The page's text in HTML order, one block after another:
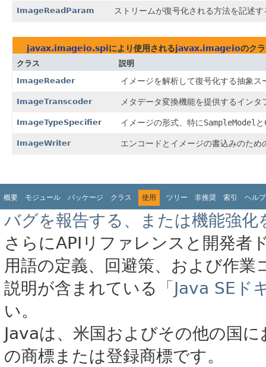
ImageReadParam ストリームが復号化される方法を記述
javax.imageio.spiにより使用されるjavax.imageioのク
クラス
説明
ImageReader
イメージを解析して復号化する抽象ス
ImageTranscoder メタデータ変換機能を提供するインタ
ImageTypeSpecifier イメージの形式、特にSampleModel と
ImageWriter エンコードとイメージの書込みのた
概要 モジュール パッケージ クラス 使用 ツリー 非推奨 索引 ヘルプ
バグを報告する、または機能強化
さらにAPIリファレンスと開発者
用語の定義、回避策、および作
説明が含まれている
「Java SE
い。
Javaは、米国およびその他の国
の商標または登録商標です。